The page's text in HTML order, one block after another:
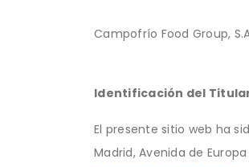
Campofrío Food Group,
Identificación del
El presente sitio web ha
Madrid, Avenida de